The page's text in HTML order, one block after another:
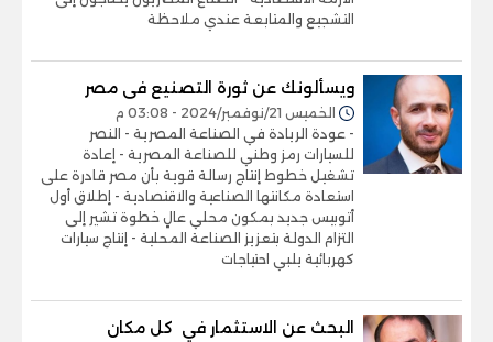
التشجيع والمتابعة عندي ملاحظة
ويسألونك عن ثورة التصنيع فى مصر
الخميس 21/نوفمبر/2024 - 03:08 م
- عودة الريادة في الصناعة المصرية - النصر
للسيارات رمز وطني للصناعة المصرية - إعادة
تشغيل خطوط إنتاج رسالة قوية بأن مصر قادرة على
استعادة مكانتها الصناعية والاقتصادية - إطلاق أول
أتوبيس جديد بمكون محلي عالٍ خطوة تشير إلى
التزام الدولة بتعزيز الصناعة المحلية - إنتاج سيارات
كهربائية يلبي احتياجات
البحث عن الاستثمار في كل مكان